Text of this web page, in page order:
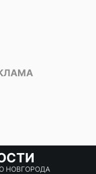
НОВГОРОДА